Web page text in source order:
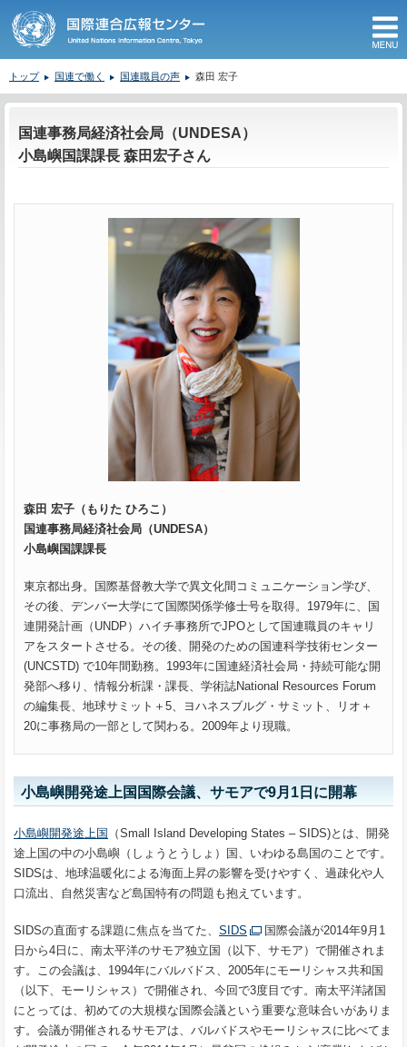
トップ 国連で働く 国連職員の声 森田 宏子
国連事務局経済社会局（UNDESA）
小島嶼国課課長 森田宏子さん
森田 宏子（もりた ひろこ）
国連事務局経済社会局（UNDESA）
小島嶼国課課長
東京都出身。国際基督教大学で異文化間コミュニケーション学び、
その後、デンバー大学にて国際関係学修士号を取得。1979年に、国
連開発計画（UNDP）ハイチ事務所でJPOとして国連職員のキャリ
アをスタートさせる。その後、開発のための国連科学技術センター
(UNCSTD) で10年間勤務。1993年に国連経済社会局・持続可能な開
発部へ移り、情報分析課・課長、学術誌National Resources Forum
の編集長、地球サミット＋5、ヨハネスブルグ・サミット、リオ＋
20に事務局の一部として関わる。2009年より現職。
小島嶼開発途上国国際会議、サモアで9月1日に開幕
小島嶼開発途上国
（Small Island Developing States – SIDS)とは、開発
途上国の中の小島嶼（しょうとうしょ）国、いわゆる島国のことです。
SIDSは、地球温暖化による海面上昇の影響を受けやすく、過疎化や人
口流出、自然災害など島国特有の問題も抱えています。
SIDSの直面する課題に焦点を当てた、 SIDS
国際会議が2014年9月1
日から4日に、南太平洋のサモア独立国（以下、サモア）で開催されま
す。この会議は、1994年にバルバドス、2005年にモーリシャス共和国
（以下、モーリシャス）で開催され、今回で3度目です。南太平洋諸国
にとっては、初めての大規模な国際会議という重要な意味合いがありま
す。会議が開催されるサモアは、バルバドスやモーリシャスに比べてま